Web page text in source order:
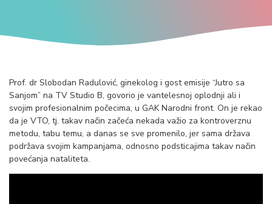
Prof. dr Slobodan Radulović, ginekolog i gost emisije “Jutro sa
Sanjom” na TV Studio B, govorio je vantelesnoj oplodnji ali i
svojim profesionalnim počecima, u GAK Narodni front. On je rekao
da je VTO, tj. takav način začeća nekada važio za kontroverznu
metodu, tabu temu, a danas se sve promenilo, jer sama država
podržava svojim kampanjama, odnosno podsticajima takav način
povećanja nataliteta.